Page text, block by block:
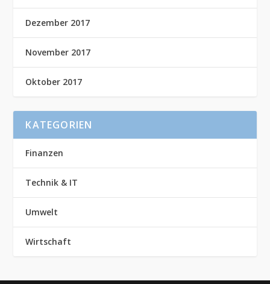
Dezember 2017
November 2017
Oktober 2017
KATEGORIEN
Finanzen
Technik & IT
Umwelt
Wirtschaft